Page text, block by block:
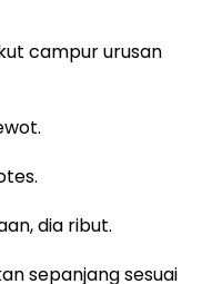
campur urusan
dia ribut.
sepanjang sesuai